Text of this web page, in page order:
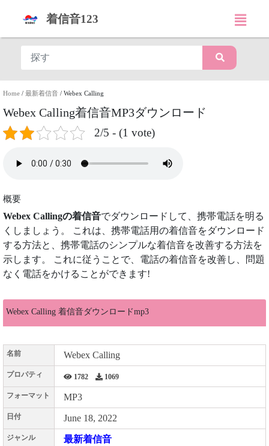
着信音123
Home / 最新着信音 / Webex Calling
Webex Calling着信音MP3ダウンロード
2/5 - (1 vote)
概要
Webex Callingの着信音でダウンロードして、携帯電話を明る
くしましょう。 これは、携帯電話用の着信音をダウンロード
する方法と、携帯電話のシンプルな着信音を改善する方法を
示します。 これに従うことで、電話の着信音を改善し、問題
なく電話をかけることができます!
Webex Calling 着信音ダウンロードmp3
名前 Webex Calling
プロパティ 1782 1069
フォーマット MP3
日付 June 18, 2022
ジャンル 最新着信音